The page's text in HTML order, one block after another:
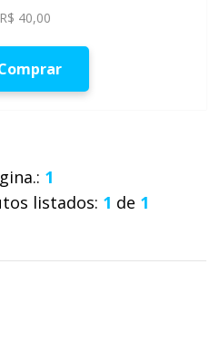
40,00
1
listados: 1 de 1